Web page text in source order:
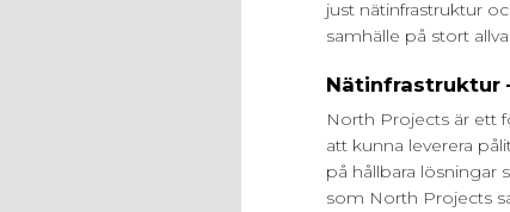
just nätinfrastruktur
samhälle på stort
Nätinfrastruktur
North Projects är ett
att kunna leverera
på hållbara lösningar
som North Projects